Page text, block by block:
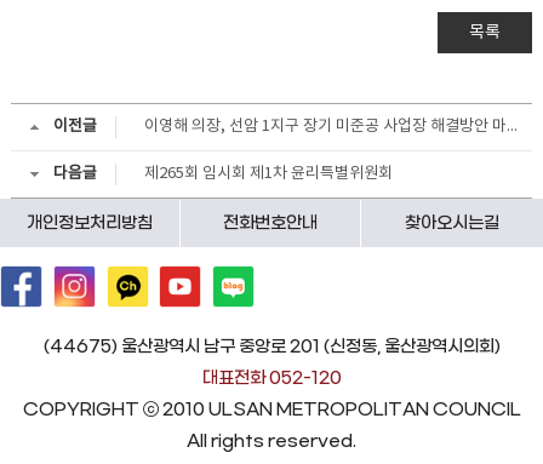
목록
이전글 이영해 의장, 선암 1지구 장기 미준공 사업장 해결방안 마련을 위한 간담회
다음글 제265회 임시회 제1차 윤리특별위원회
개인정보처리방침 전화번호안내 찾아오시는길
(44675) 울산광역시 남구 중앙로 201 (신정동, 울산광역시의회)
대표전화 052-120
COPYRIGHT ⓒ 2010 ULSAN METROPOLITAN COUNCIL
All rights reserved.